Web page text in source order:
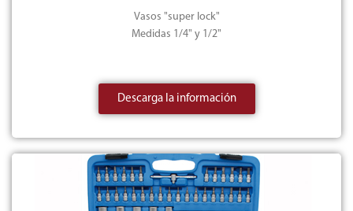
Vasos "super lock"
Medidas 1/4" y 1/2"
Descarga la información